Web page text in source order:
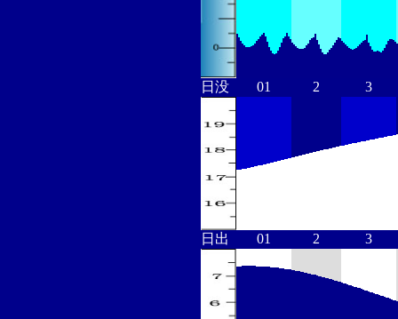
日没 01 2 3
日出 01 2 3